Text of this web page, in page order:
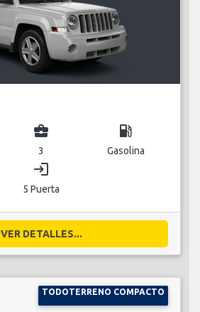
business_center
3
local_gas_station
Gasolina
login
5 Puerta
VER DETALLES...
TODOTERRENO COMPACTO